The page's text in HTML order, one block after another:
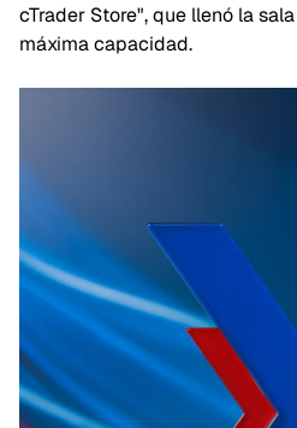
cTrader Store", que llenó la
máxima capacidad.